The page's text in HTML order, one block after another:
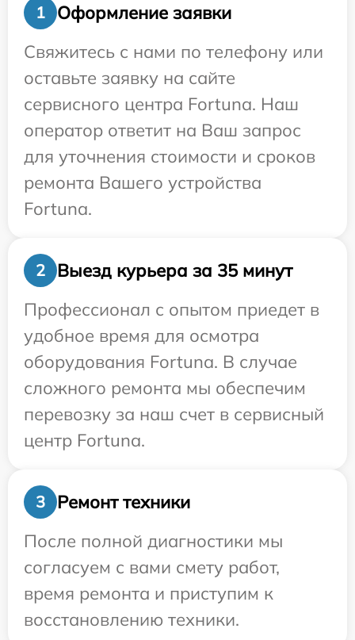
1
Оформление заявки
Свяжитесь с нами по телефону или
оставьте заявку на сайте
сервисного центра Fortuna. Наш
оператор ответит на Ваш запрос
для уточнения стоимости и сроков
ремонта Вашего устройства
Fortuna.
2
Выезд курьера за 35 минут
Профессионал с опытом приедет в
удобное время для осмотра
оборудования Fortuna. В случае
сложного ремонта мы обеспечим
перевозку за наш счет в сервисный
центр Fortuna.
3
Ремонт техники
После полной диагностики мы
согласуем с вами смету работ,
время ремонта и приступим к
восстановлению техники.